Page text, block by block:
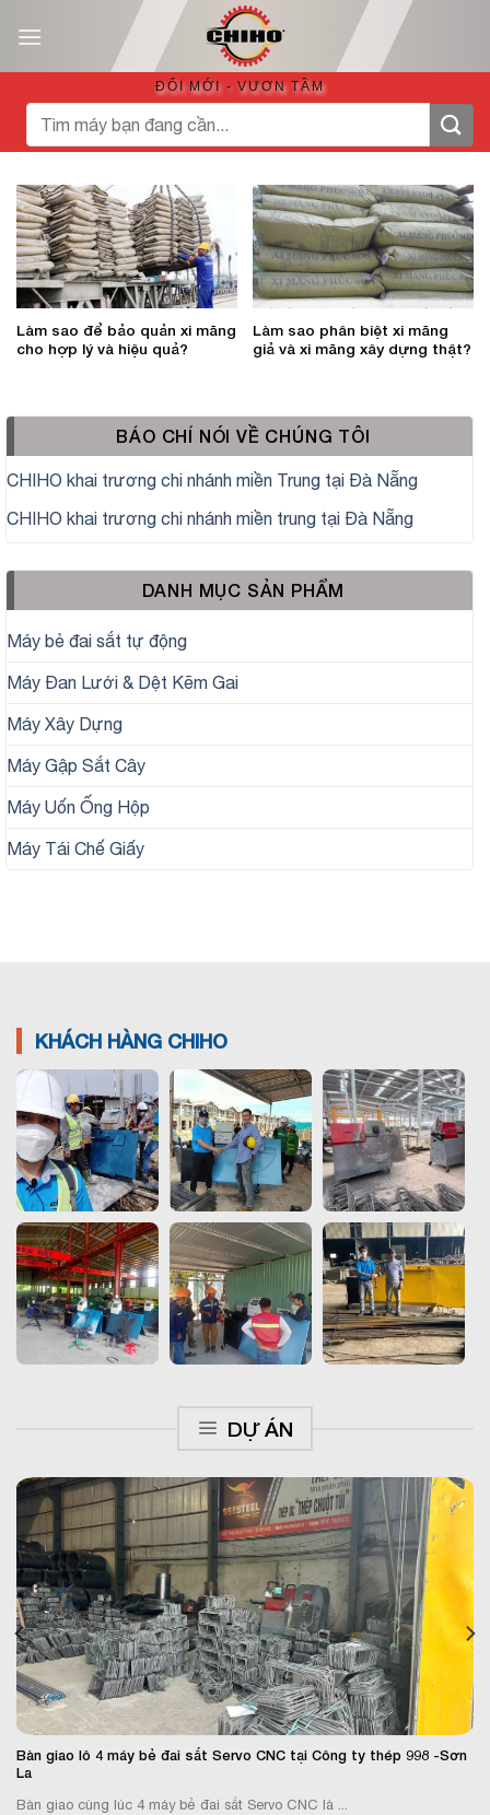
qua
ĐỔI MỚI - VƯƠN TẦM
Tìm
kiếm:
Làm sao để bảo quản xi măng
cho hợp lý và hiệu quả?
Làm sao phân biệt xi măng
giả và xi măng xây dựng thật?
BÁO CHÍ NÓI VỀ CHÚNG TÔI
CHIHO khai trương chi nhánh miền Trung tại Đà Nẵng
CHIHO khai trương chi nhánh miền trung tại Đà Nẵng
DANH MỤC SẢN PHẨM
Máy bẻ đai sắt tự động
Máy Đan Lưới & Dệt Kẽm Gai
Máy Xây Dựng
Máy Gập Sắt Cây
Máy Uốn Ống Hộp
Máy Tái Chế Giấy
KHÁCH HÀNG CHIHO
DỰ ÁN
Bàn giao lô 4 máy bẻ đai sắt Servo CNC tại Công ty thép 998 -Sơn
La
Bàn giao cùng lúc 4 máy bẻ đai sắt Servo CNC là ...